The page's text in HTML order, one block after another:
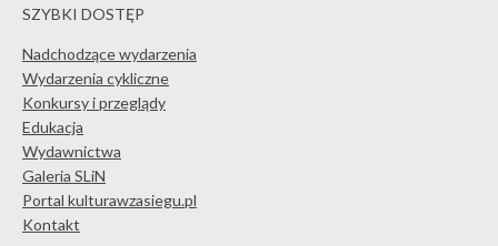
SZYBKI DOSTĘP
Nadchodzące wydarzenia
Wydarzenia cykliczne
Konkursy i przeglądy
Edukacja
Wydawnictwa
Galeria SLiN
Portal kulturawzasiegu.pl
Kontakt